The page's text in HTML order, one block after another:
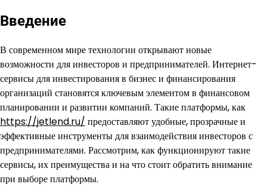
Введение
В современном мире технологии открывают новые
возможности для инвесторов и предпринимателей. Интернет-
сервисы для инвестирования в бизнес и финансирования
организаций становятся ключевым элементом в финансовом
планировании и развитии компаний. Такие платформы, как
https://jetlend.ru/ предоставляют удобные, прозрачные и
эффективные инструменты для взаимодействия инвесторов с
предпринимателями. Рассмотрим, как функционируют такие
сервисы, их преимущества и на что стоит обратить внимание
при выборе платформы.